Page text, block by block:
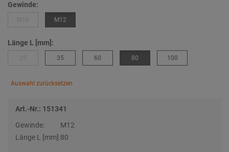
Gewinde:
M12
Länge L [mm]:
35 60 80 100
Auswahl zurücksetzen
Art.-Nr.: 151341
Gewinde:
M12
Länge L [mm]:80